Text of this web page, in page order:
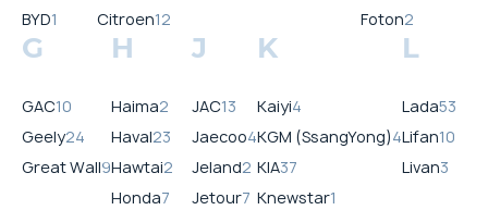
BYD1
Citroen12
Foton2
G
GAC10
Geely24
Great Wall9
H
Haima2
Haval23
Hawtai2
Honda7
J
JAC13
Jaecoo4
Jeland2
Jetour7
K
Kaiyi4
KGM (SsangYong)4
KIA37
Knewstar1
L
Lada53
Lifan10
Livan3